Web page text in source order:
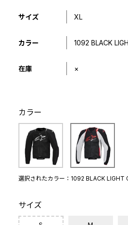
サイズ XL
カラー 1092 BLACK
在庫 ×
カラー
選択されたカラー：1092 BLACK LIGHT
サイズ